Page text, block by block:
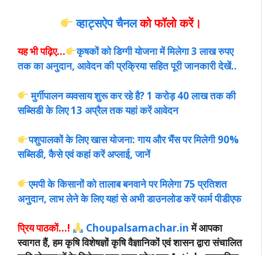
व्हाट्सऐप चैनलको फॉलो करें।
यह भी पढ़िए…
कृषकों को डिग्गी योजना में मिलेगा 3 लाख रुपए
तक का अनुदान, आवेदन की प्रक्रिया सहित पूरी जानकारी देखें..
मुर्गीपालन व्यवसाय शुरू कर रहे है? 1 करोड़ 40 लाख तक की
सब्सिडी के लिए 13 अप्रैल तक यहां करें आवेदन
पशुपालकों के लिए खास योजना: गाय और भैंस पर मिलेगी 90%
सब्सिडी, कैसे एवं कहां करें अप्लाई, जानें
एमपी के किसानों को तालाब बनवाने पर मिलेगा 75 प्रतिशत
अनुदान, लाभ लेने के लिए यहां से अभी डाउनलोड करें फार्म पीडीएफ
प्रिय पाठकों…! Choupalsamachar.inमें आपका
स्वागत हैं, हम कृषि विशेषज्ञों कृषि वैज्ञानिकों एवं शासन द्वारा संचालित